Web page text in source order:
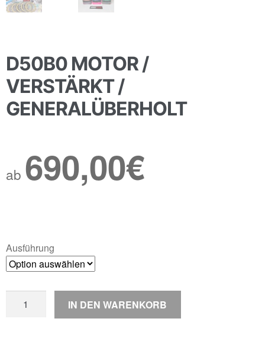
D50B0 MOTOR /
VERSTÄRKT /
GENERALÜBERHOLT
ab 690,00€
Ausführung
Motor
IN DEN WARENKORB